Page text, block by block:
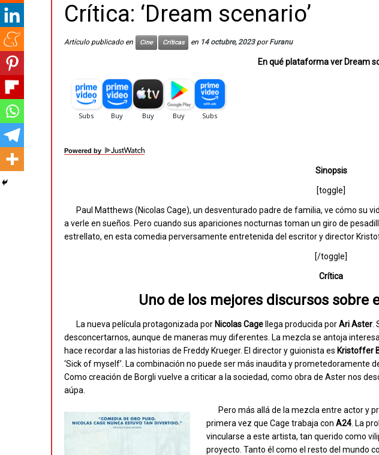
Crítica: ‘Dream scenario’
Artículo publicado en Cine Críticas en 14 octubre, 2023 porFuranu
En qué plataforma ver Dream
Powered by
Sinopsis
[toggle]
Paul Matthews (Nicolas Cage), un desventurado padre de familia, ve cómo su
a verle en sueños. Pero cuando sus apariciones nocturnas toman un giro de
estrellato, en esta comedia perversamente entretenida del escritor y director
[/toggle]
Crítica
Uno de los mejores discursos sobre
La nueva película protagonizada por Nicolas Cage llega producida porAri Aster
desconcertarnos, aunque de maneras muy diferentes. La mezcla se antoja
hace recordar a las historias de Freddy Krueger. El director y guionista es Kristoffer
‘Sick of myself’. La combinación no puede ser más inaudita y prometedoramente
Como creación de Borgli vuelve a criticar a la sociedad, como obra de Aster nos
aúpa.
Pero más allá de la mezcla entre actor y
primera vez que Cage trabaja conA24 . La
vincularse a este artista, tan querido como
proyecto. Tanto él como el resto del mundo